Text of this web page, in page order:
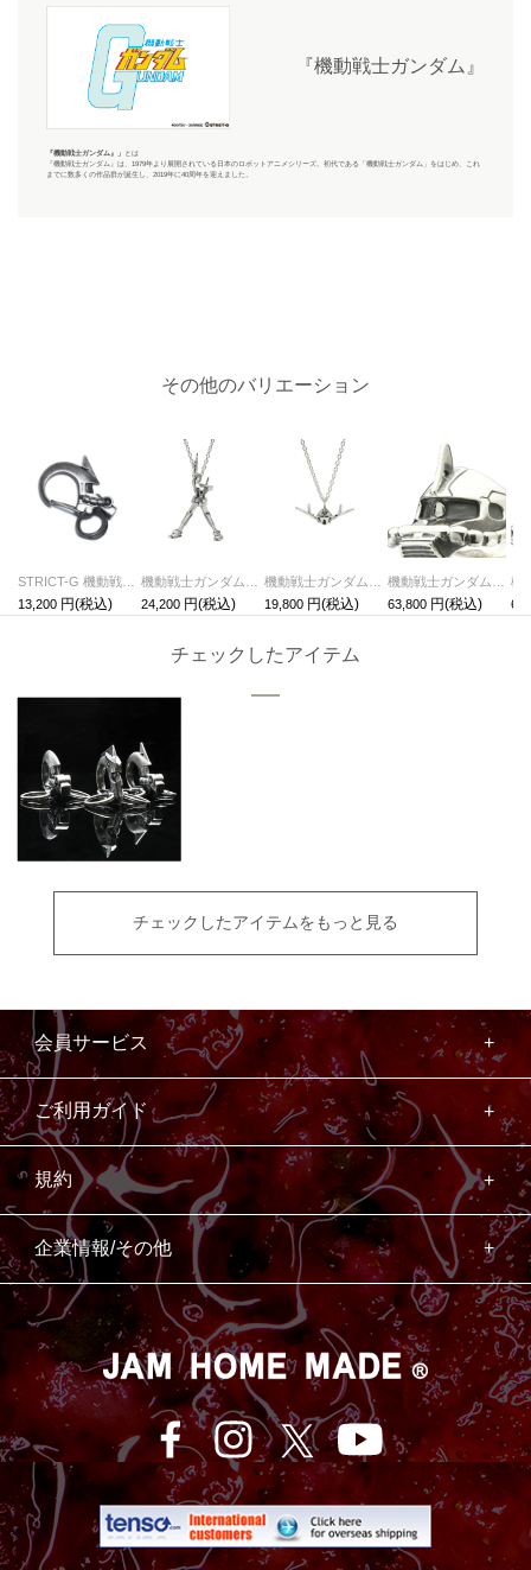
『機動戦士ガンダム』
『機動戦士ガンダム』 」 とは
『機動戦士ガンダム』 は、1979年より展開されている日本のロボットアニメシリーズ。初代である「機動戦士ガンダム」をはじめ、これ
までに数多くの作品群が誕生し、2019年に40周年を迎えました。
その他のバリエーション
STRICT-G 機動戦士ガンダム モビルスーツ フェイス キーホルダー・キーチェーン シャア専用ザクⅡ
13,200
24,200
19,800
63,800
チェックしたアイテム
チェックしたアイテムをもっと見る
会員サービス
ご利用ガイド
規約
企業情報/その他